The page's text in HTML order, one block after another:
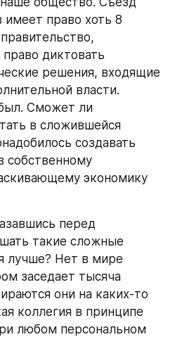
имеет право хоть 8
диктовать
решения, входящие
власти.
Сможет ли
в сложившейся
создавать
собственному
экономику
перед
такие сложные
лучше? Нет в мире
заседает тысяча
они на каких-то
коллегия в принципе
любом персональном